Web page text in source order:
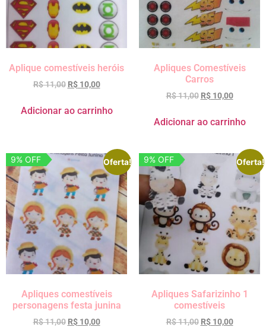
Aplique comestíveis heróis
R$11,00 R$10,00
Adicionar ao carrinho
Apliques Comestíveis
Carros
R$11,00 R$10,00
Adicionar ao carrinho
Oferta!
9% OFF
Apliques comestíveis
personagens festa junina
R$11,00 R$10,00
Oferta!
9% OFF
Apliques Safarizinho 1
comestíveis
R$11,00 R$10,00